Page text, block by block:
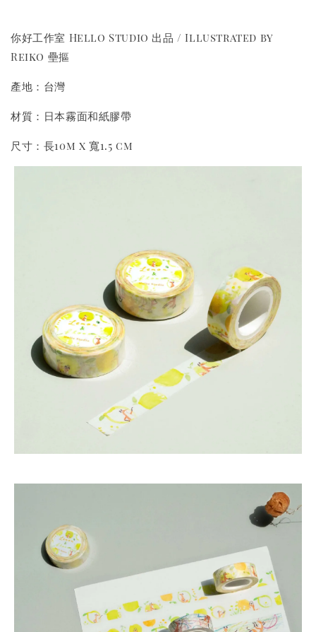
你好工作室 Hello Studio 出品 / Illustrated by
Reiko 壘摳
產地：台灣
材質：日本霧面和紙膠帶
尺寸：長10m x 寬1.5 cm